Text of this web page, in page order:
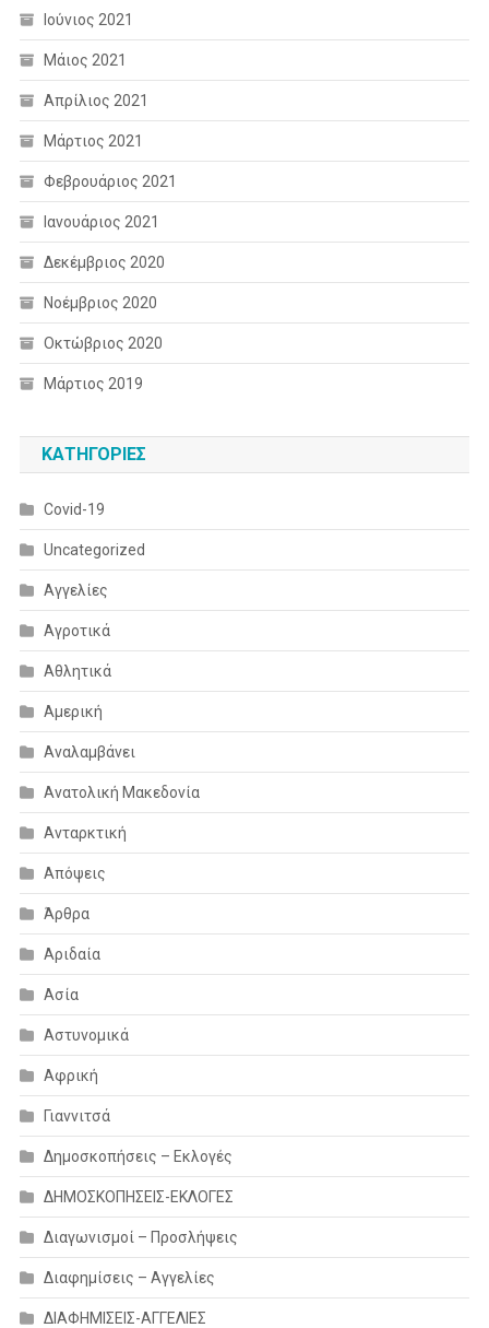
Ιούνιος 2021
Μάιος 2021
Απρίλιος 2021
Μάρτιος 2021
Φεβρουάριος 2021
Ιανουάριος 2021
Δεκέμβριος 2020
Νοέμβριος 2020
Οκτώβριος 2020
Μάρτιος 2019
KΑΤΗΓΟΡΊΕΣ
Covid-19
Uncategorized
Αγγελίες
Αγροτικά
Αθλητικά
Αμερική
Αναλαμβάνει
Ανατολική Μακεδονία
Ανταρκτική
Απόψεις
Άρθρα
Αριδαία
Ασία
Αστυνομικά
Αφρική
Γιαννιτσά
Δημοσκοπήσεις – Εκλογές
ΔΗΜΟΣΚΟΠΗΣΕΙΣ-ΕΚΛΟΓΕΣ
Διαγωνισμοί – Προσλήψεις
Διαφημίσεις – Αγγελίες
ΔΙΑΦΗΜΙΣΕΙΣ-ΑΓΓΕΛΙΕΣ